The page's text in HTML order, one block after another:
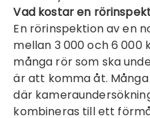
Vad kostar en
En rörinspektion av en
mellan 3 000 och 6 000
många rör som ska
är att komma åt.
där
kombineras till ett